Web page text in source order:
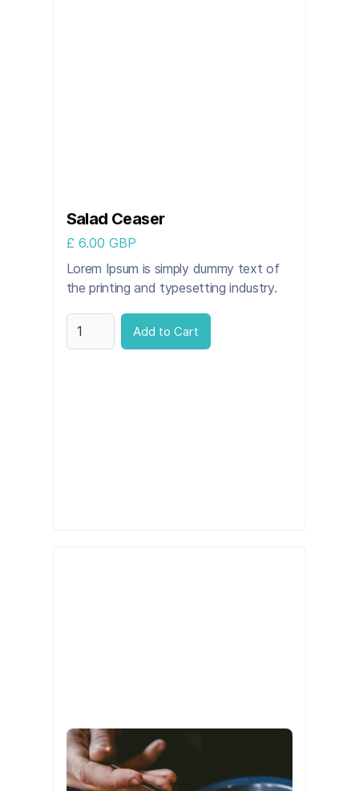
Salad Ceaser
£ 6.00 GBP
Lorem Ipsum is simply dummy text of
the printing and typesetting industry.